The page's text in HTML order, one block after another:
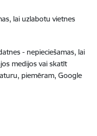
lai uzlabotu vietnes
- nepieciešamas, lai
medijos vai skatīt
piemēram, Google